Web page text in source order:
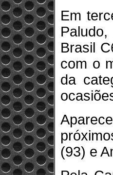
Em
Brasil
com o
da
(93) e